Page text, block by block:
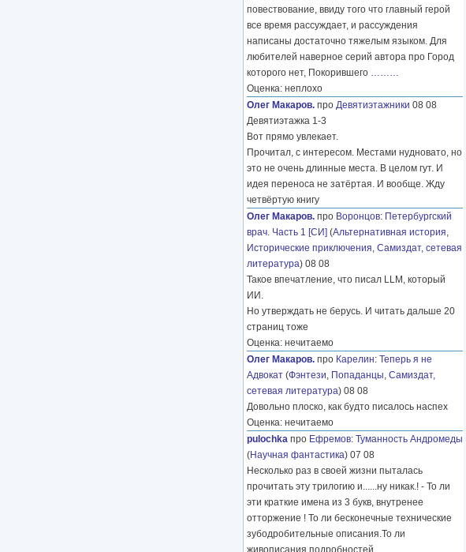
повествование, ввиду того что главный герой
все время рассуждает, и рассуждения
написаны достаточно тяжелым языком. Для
любителей наверное серий автора про Город
которого нет, Покорившего ………
Оценка: неплохо
Олег Макаров. про Девятиэтажники 08 08
Девятиэтажка 1-3
Вот прямо увлекает.
Прочитал, с интересом. Местами нудновато, но
это не очень длинные места. В целом гут. И
идея переноса не затёртая. И вообще. Жду
четвёртую книгу
Олег Макаров. про Воронцов: Петербургский
врач. Часть 1 [СИ] (Альтернативная история,
Исторические приключения, Самиздат, сетевая
литература) 08 08
Такое впечатление, что писал LLM, который
ИИ.
Но утверждать не берусь. И читать дальше 20
страниц тоже
Оценка: нечитаемо
Олег Макаров. про Карелин: Теперь я не
Адвокат (Фэнтези, Попаданцы, Самиздат,
сетевая литература) 08 08
Довольно плоско, как будто писалось наспех
Оценка: нечитаемо
pulochka про Ефремов: Туманность Андромеды
(Научная фантастика) 07 08
Несколько раз в своей жизни пыталась
прочитать эту трилогию и......ну никак.! - То ли
эти краткие имена из 3 букв, внутренее
отторжение ! То ли бесконечные технические
зубодробительные описания.То ли